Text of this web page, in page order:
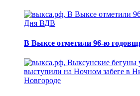
В Выксе отметили 96-ю